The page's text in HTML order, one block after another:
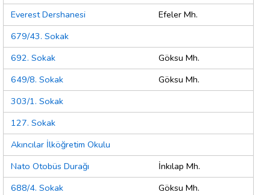
Everest Dershanesi
Efeler Mh.
679/43. Sokak
692. Sokak
Göksu Mh.
649/8. Sokak
Göksu Mh.
303/1. Sokak
127. Sokak
Akıncılar İlköğretim Okulu
Nato Otobüs Durağı
İnkılap Mh.
688/4. Sokak
Göksu Mh.